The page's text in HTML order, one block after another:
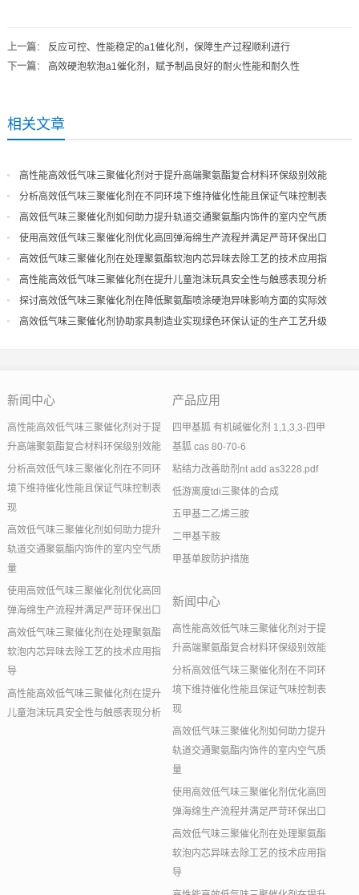
上一篇： 反应可控、性能稳定的a1催化剂，保障生产过程顺利进行
下一篇： 高效硬泡软泡a1催化剂，赋予制品良好的耐火性能和耐久性
相关文章
高性能高效低气味三聚催化剂对于提升高端聚氨酯复合材料环保级别效能
分析高效低气味三聚催化剂在不同环境下维持催化性能且保证气味控制表
现
高效低气味三聚催化剂如何助力提升轨道交通聚氨酯内饰件的室内空气质
量
使用高效低气味三聚催化剂优化高回弹海绵生产流程并满足严苛环保出口
高效低气味三聚催化剂在处理聚氨酯软泡内芯异味去除工艺的技术应用指
导
高性能高效低气味三聚催化剂在提升儿童泡沫玩具安全性与触感表现分析
探讨高效低气味三聚催化剂在降低聚氨酯喷涂硬泡异味影响方面的实际效
果
高效低气味三聚催化剂协助家具制造业实现绿色环保认证的生产工艺升级
新闻中心
高性能高效低气味三聚催化剂对于提
升高端聚氨酯复合材料环保级别效能
分析高效低气味三聚催化剂在不同环
境下维持催化性能且保证气味控制表
现
高效低气味三聚催化剂如何助力提升
轨道交通聚氨酯内饰件的室内空气质
量
使用高效低气味三聚催化剂优化高回
弹海绵生产流程并满足严苛环保出口
高效低气味三聚催化剂在处理聚氨酯
软泡内芯异味去除工艺的技术应用指
导
高性能高效低气味三聚催化剂在提升
儿童泡沫玩具安全性与触感表现分析
产品应用
四甲基胍 有机碱催化剂 1,1,3,3-四甲
基胍 cas 80-70-6
粘结力改善助剂nt add as3228.pdf
低游离度tdi三聚体的合成
五甲基二乙烯三胺
二甲基苄胺
甲基单胺防护措施
新闻中心
高性能高效低气味三聚催化剂对于提
升高端聚氨酯复合材料环保级别效能
分析高效低气味三聚催化剂在不同环
境下维持催化性能且保证气味控制表
现
高效低气味三聚催化剂如何助力提升
轨道交通聚氨酯内饰件的室内空气质
量
使用高效低气味三聚催化剂优化高回
弹海绵生产流程并满足严苛环保出口
高效低气味三聚催化剂在处理聚氨酯
软泡内芯异味去除工艺的技术应用指
导